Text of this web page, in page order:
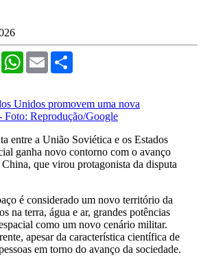
PinterestWhatsApp
Email
Unidos promovem uma nova
Foto: Reprodução/Google
entre a União Soviética e os Estados
ganha novo contorno com o avanço
que virou protagonista da disputa
é considerado um novo território da
na terra, água e ar, grandes potências
como um novo cenário militar.
apesar da característica científica de
em torno do avanço da sociedade.